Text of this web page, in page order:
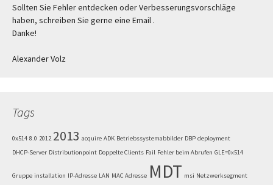
Sollten Sie Fehler entdecken oder Verbesserungsvorschläge
haben, schreiben Sie gerne eine Email .
Danke!
Alexander Volz
Tags
0x514 8.0 2012 2013 acquire ADK Betriebssystemabbilder DBP deployment
DHCP-Server Distributionpoint Doppelte Clients Fail Fehler beim Abrufen GLE=0x514
Gruppe installation IP-Adresse LAN MAC Adresse MDT msi Netzwerksegment